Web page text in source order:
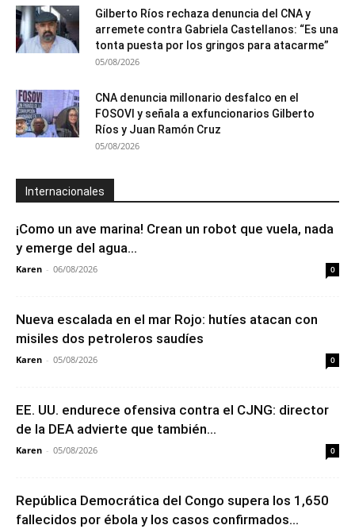
Gilberto Ríos rechaza denuncia del CNA y
arremete contra Gabriela Castellanos: “Es una
tonta puesta por los gringos para atacarme”
05/08/2026
CNA denuncia millonario desfalco en el
FOSOVI y señala a exfuncionarios Gilberto
Ríos y Juan Ramón Cruz
05/08/2026
Internacionales
¡Como un ave marina! Crean un robot que vuela, nada
y emerge del agua...
Karen - 06/08/2026 0
Nueva escalada en el mar Rojo: hutíes atacan con
misiles dos petroleros saudíes
Karen - 05/08/2026 0
EE. UU. endurece ofensiva contra el CJNG: director
de la DEA advierte que también...
Karen - 05/08/2026 0
República Democrática del Congo supera los 1,650
fallecidos por ébola y los casos confirmados...